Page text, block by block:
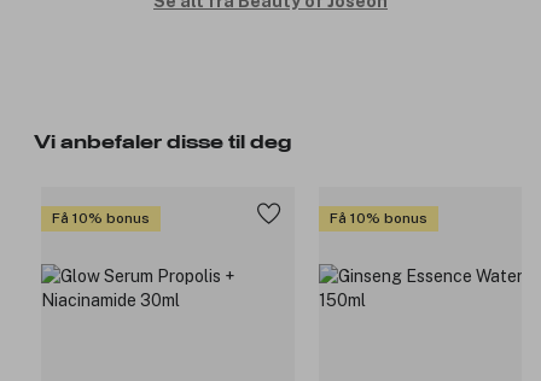
Vi anbefaler disse til deg
Få 10% bonus Få 10% bonus